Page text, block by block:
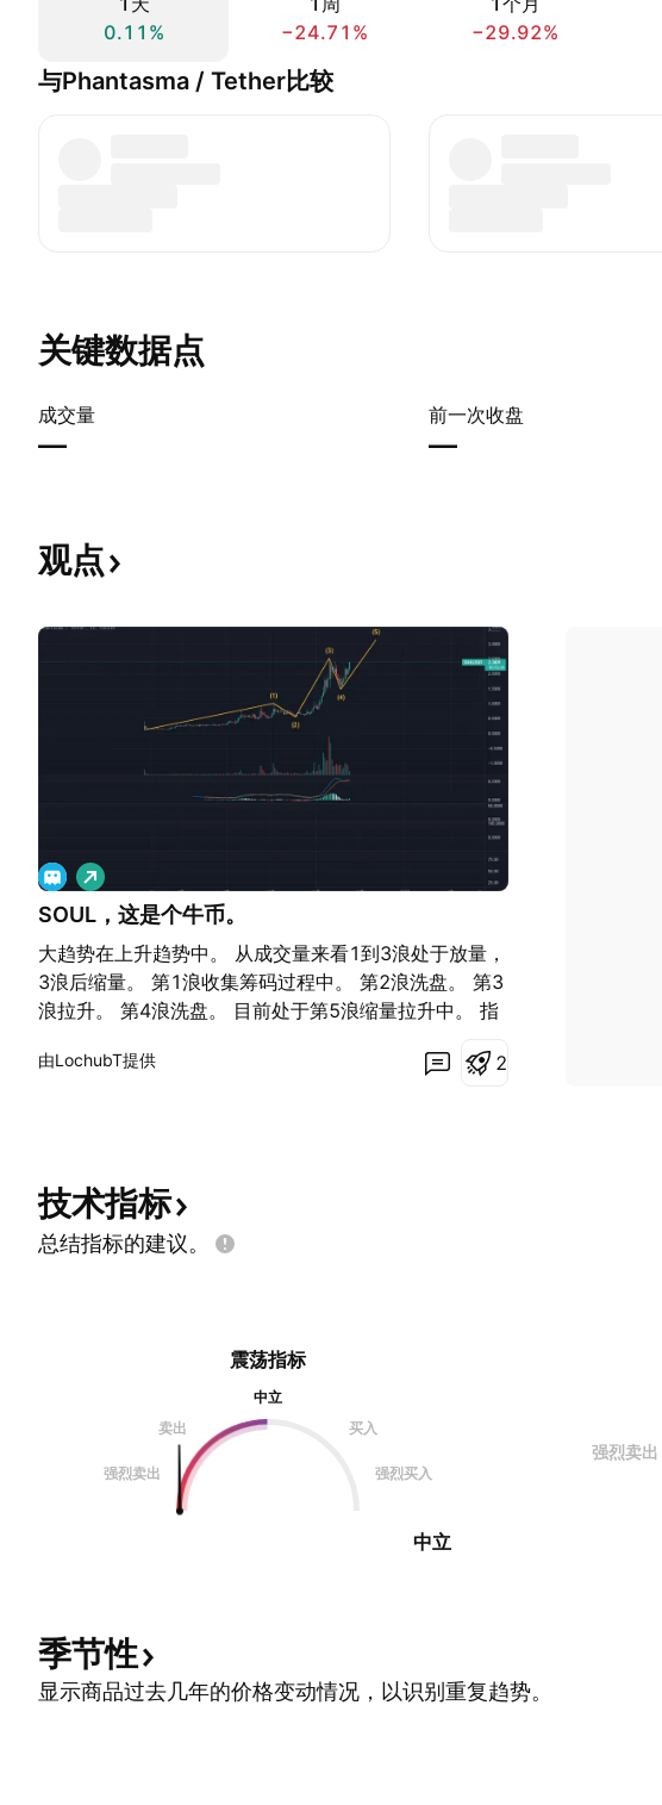
0.11%
−24.71%
−29.92%
与Phantasma / Tether比较
关键数据点
成交量
—
前一次收盘
—
观点
SOUL，这是个牛币。
大趋势在上升趋势中。 从成交量来看1到3浪处于放量，
3浪后缩量。 第1浪收集筹码过程中。 第2浪洗盘。 第3
浪拉升。 第4浪洗盘。 目前处于第5浪缩量拉升中。 指
做
多
由LochubT提供 2
技术指标
总结指标的建议。
震荡指标
中立
卖出
买入
强烈卖出 强烈买入
中立
强烈卖出
季节性
显示商品过去几年的价格变动情况，以识别重复趋势。